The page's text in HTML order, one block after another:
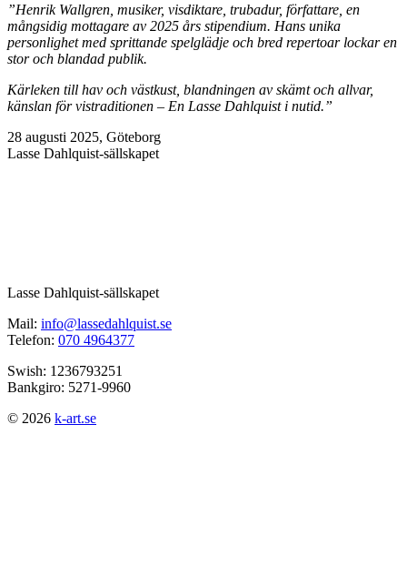
”Henrik Wallgren, musiker, visdiktare, trubadur, författare, en
mångsidig mottagare av 2025 års stipendium. Hans unika
personlighet med sprittande spelglädje och bred repertoar lockar en
stor och blandad publik.
Kärleken till hav och västkust, blandningen av skämt och allvar,
känslan för vistraditionen – En Lasse Dahlquist i nutid.”
28 augusti 2025, Göteborg
Lasse Dahlquist-sällskapet
Lasse Dahlquist-sällskapet
Mail: info@lassedahlquist.se
Telefon: 070 4964377
Swish: 1236793251
Bankgiro: 5271-9960
© 2026 k-art.se